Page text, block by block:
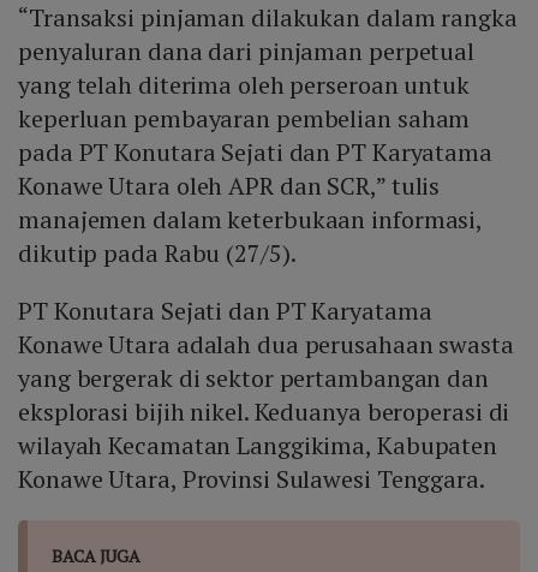
keuangan perseroan.
“Transaksi pinjaman dilakukan dalam rangka
penyaluran dana dari pinjaman perpetual
yang telah diterima oleh perseroan untuk
keperluan pembayaran pembelian saham
pada PT Konutara Sejati dan PT Karyatama
Konawe Utara oleh APR dan SCR,” tulis
manajemen dalam keterbukaan informasi,
dikutip pada Rabu (27/5).
PT Konutara Sejati dan PT Karyatama
Konawe Utara adalah dua perusahaan swasta
yang bergerak di sektor pertambangan dan
eksplorasi bijih nikel. Keduanya beroperasi di
wilayah Kecamatan Langgikima, Kabupaten
Konawe Utara, Provinsi Sulawesi Tenggara.
BACA JUGA